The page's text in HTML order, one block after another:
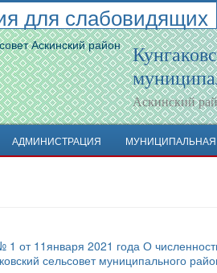
Аскинский
АДМИНИСТРАЦИЯ
от 11января 2021 года О
сельсовет муниципального